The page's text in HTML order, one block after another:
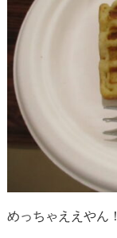
めっちゃええやん！